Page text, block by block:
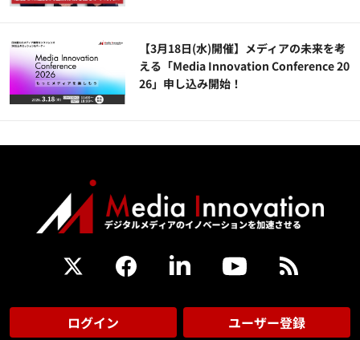
【3月18日(水)開催】メディアの未来を考
える「Media Innovation Conference 20
26」申し込み開始！
ログイン ユーザー登録